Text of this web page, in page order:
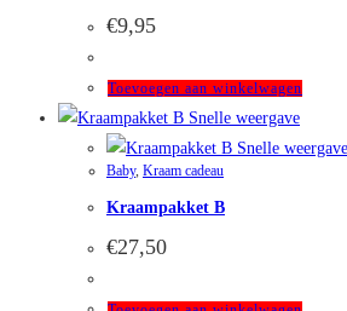
kan
€9,95
Toevoegen aan winkelwagen
Snelle weergave
Snelle weergave
Baby, Kraam cadeau
Kraampakket B
€27,50